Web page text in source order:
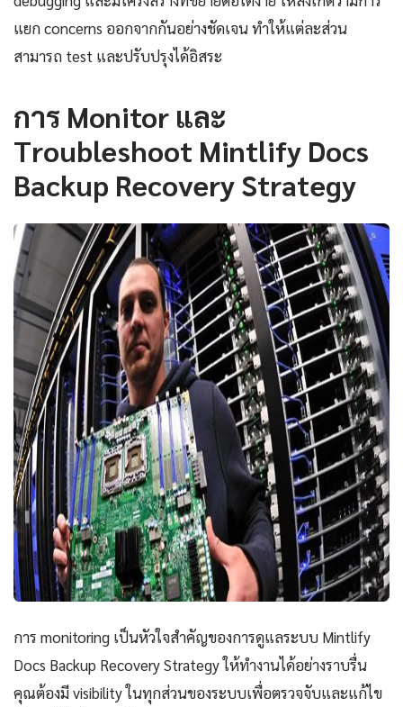
แยก concerns ออกจากกันอย่างชัดเจน ทำให้แต่ละส่วน
สามารถ test และปรับปรุงได้อิสระ
การ Monitor และ
Troubleshoot Mintlify Docs
Backup Recovery Strategy
การ monitoring เป็นหัวใจสำคัญของการดูแลระบบ Mintlify
Docs Backup Recovery Strategy ให้ทำงานได้อย่างราบรื่น
คุณต้องมี visibility ในทุกส่วนของระบบเพื่อตรวจจับและแก้ไข